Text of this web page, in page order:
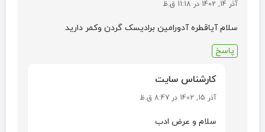
آذر 14, 1402 در 11:18 ق.ظ
سلام آیاقطره آدورامین برادیسک گردن وکمر دارید
پاسخ
کارشناس سایت
آذر 15, 1402 در 8:47 ق.ظ
سلام و عرض ادب